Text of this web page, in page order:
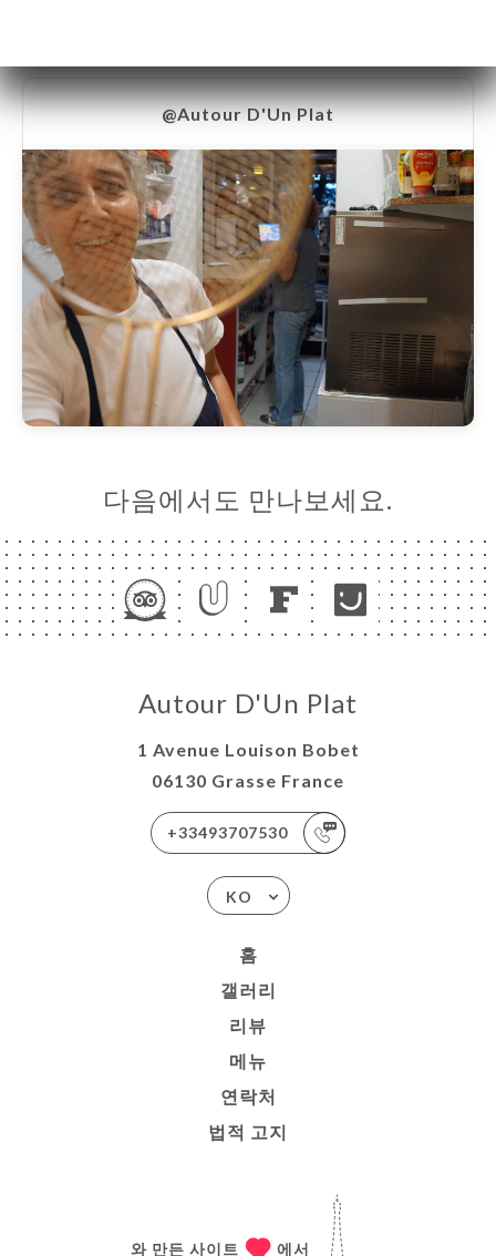
@Autour D'Un Plat
다음에서도 만나보세요.
Autour D'Un Plat
1 Avenue Louison Bobet
06130 Grasse France
+33493707530
KO
홈
갤러리
리뷰
메뉴
연락처
법적 고지
와 만든 사이트 에서